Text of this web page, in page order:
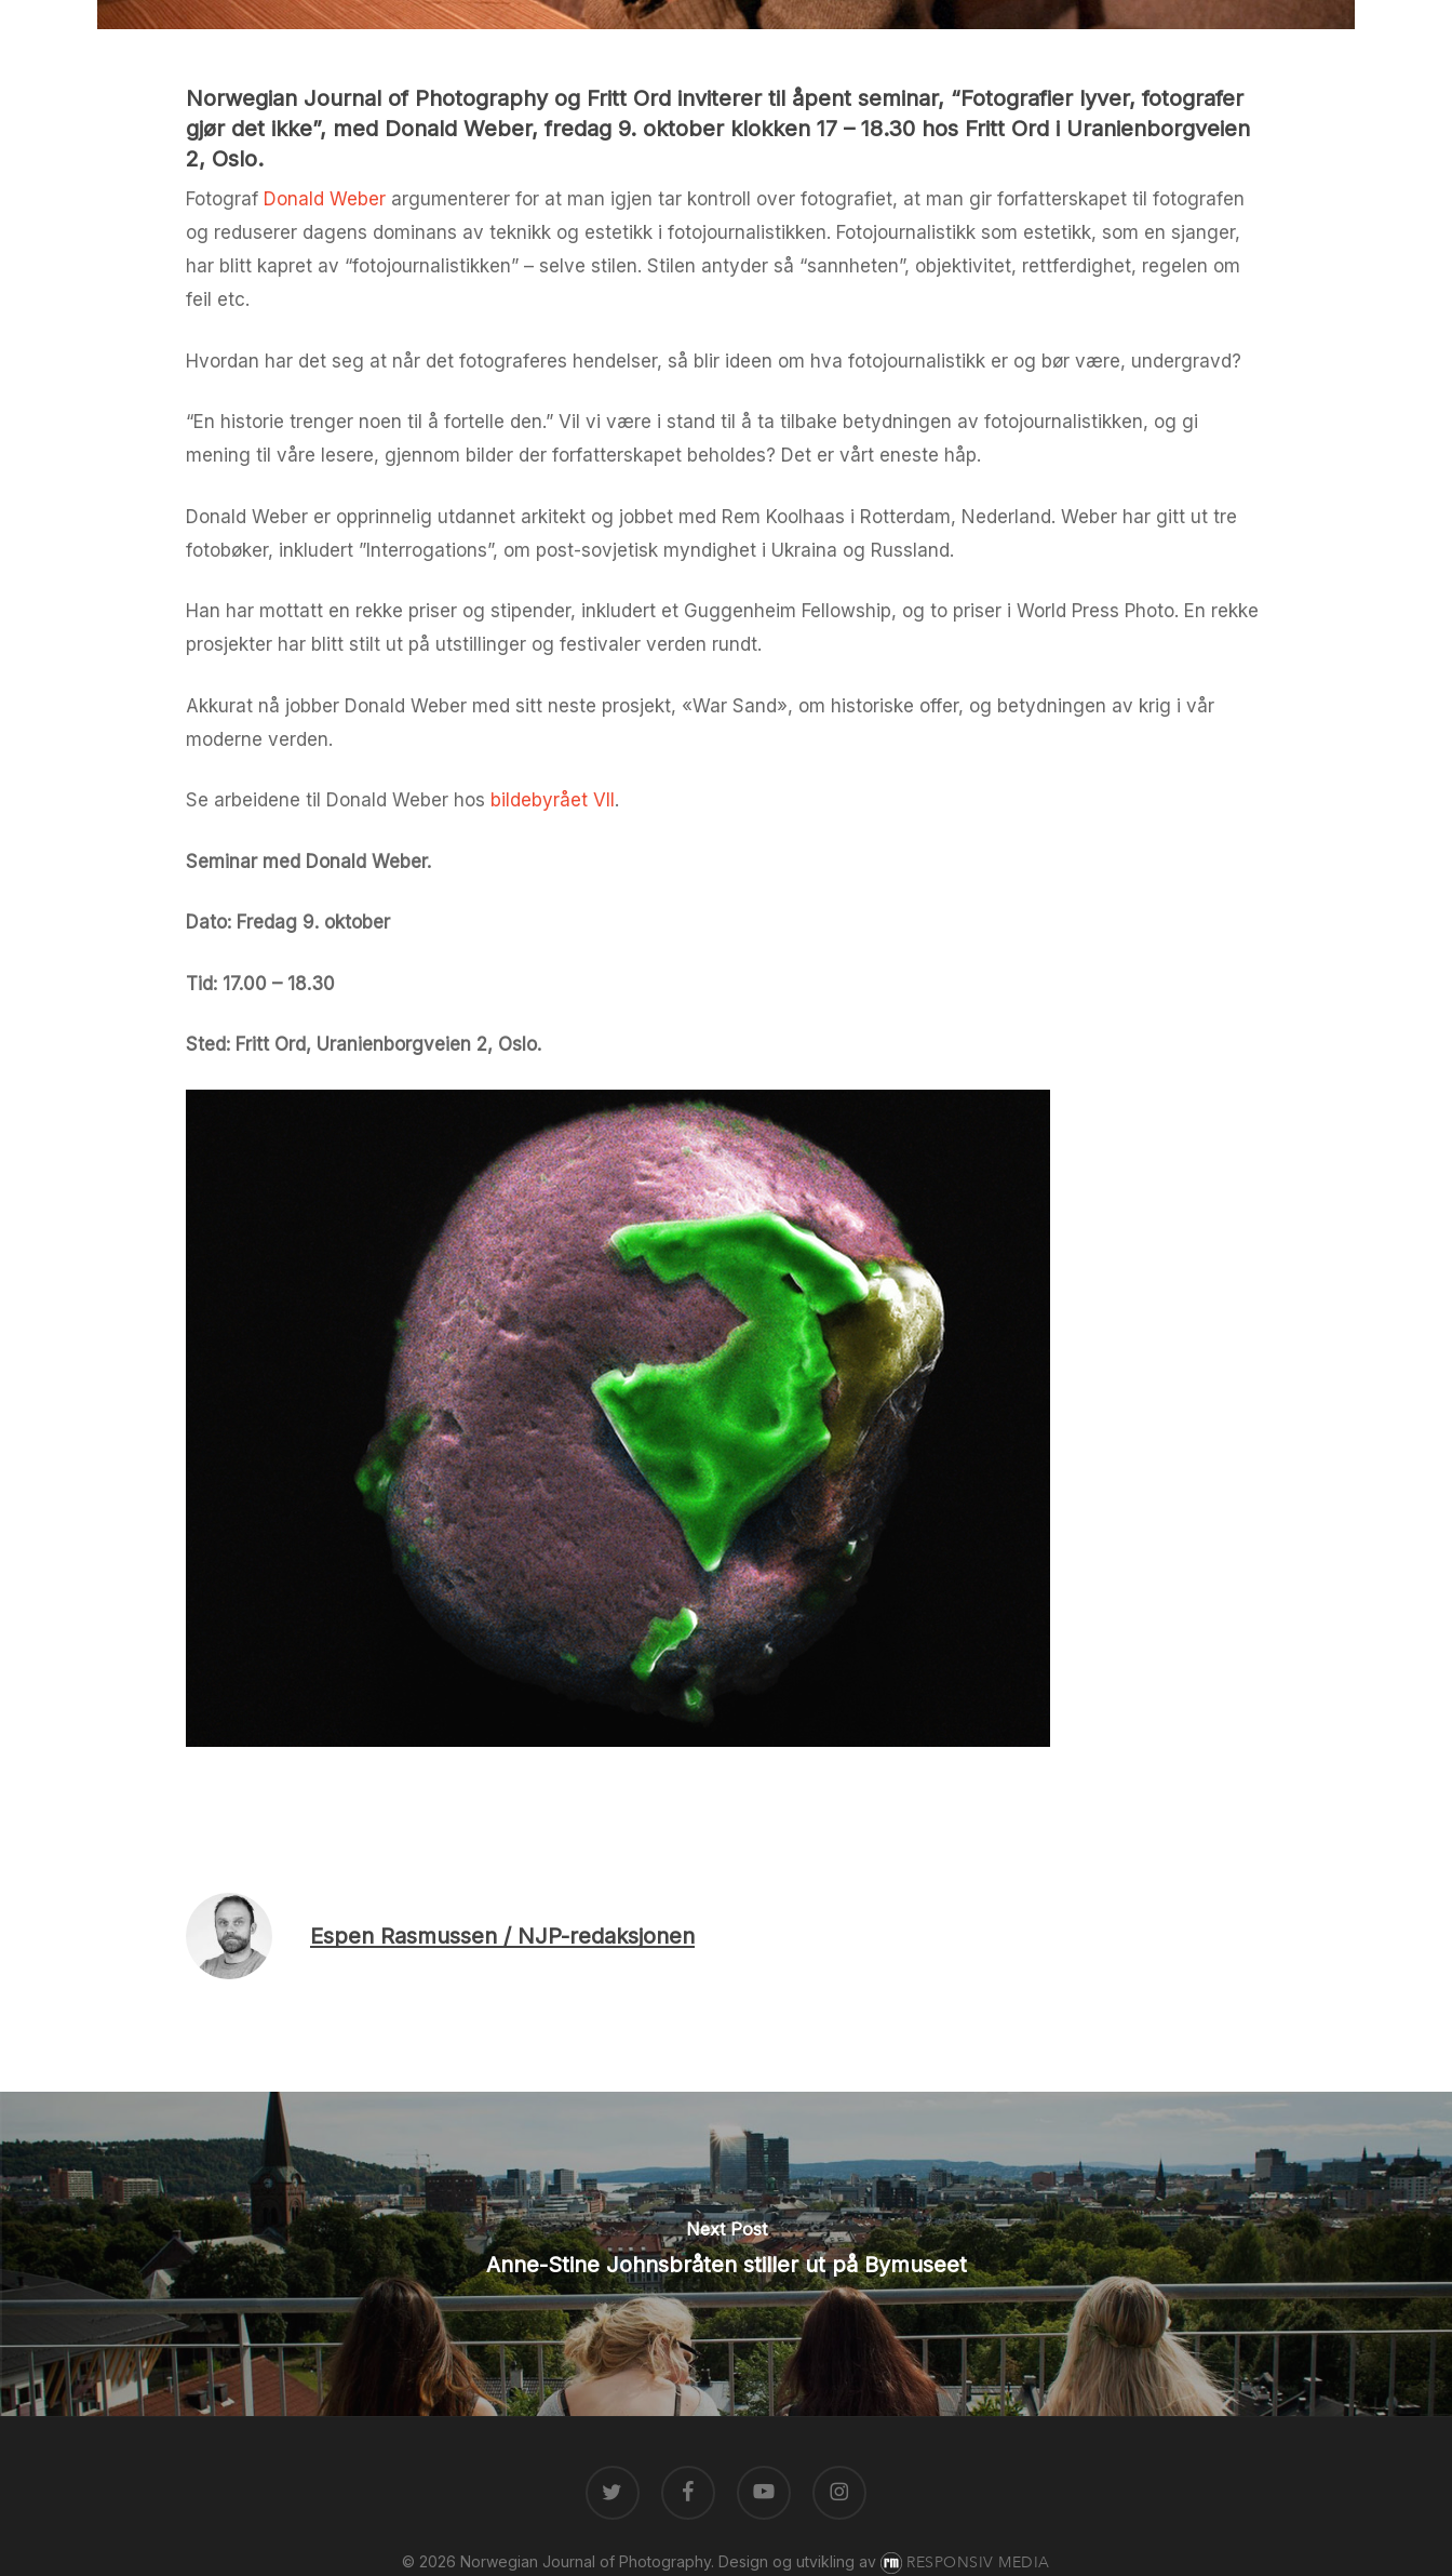
Norwegian Journal of Photography og Fritt Ord inviterer til åpent seminar, “Fotografier lyver, fotografer
gjør det ikke”, med Donald Weber, fredag 9. oktober klokken 17 – 18.30 hos Fritt Ord i Uranienborgveien
2, Oslo.
Fotograf Donald Weber argumenterer for at man igjen tar kontroll over fotografiet, at man gir forfatterskapet til fotografen
og reduserer dagens dominans av teknikk og estetikk i fotojournalistikken. Fotojournalistikk som estetikk, som en sjanger,
har blitt kapret av “fotojournalistikken” – selve stilen. Stilen antyder så “sannheten”, objektivitet, rettferdighet, regelen om
feil etc.
Hvordan har det seg at når det fotograferes hendelser, så blir ideen om hva fotojournalistikk er og bør være, undergravd?
“En historie trenger noen til å fortelle den.” Vil vi være i stand til å ta tilbake betydningen av fotojournalistikken, og gi
mening til våre lesere, gjennom bilder der forfatterskapet beholdes? Det er vårt eneste håp.
Donald Weber er opprinnelig utdannet arkitekt og jobbet med Rem Koolhaas i Rotterdam, Nederland. Weber har gitt ut tre
fotobøker, inkludert ”Interrogations”, om post-sovjetisk myndighet i Ukraina og Russland.
Han har mottatt en rekke priser og stipender, inkludert et Guggenheim Fellowship, og to priser i World Press Photo. En rekke
prosjekter har blitt stilt ut på utstillinger og festivaler verden rundt.
Akkurat nå jobber Donald Weber med sitt neste prosjekt, «War Sand», om historiske offer, og betydningen av krig i vår
moderne verden.
Se arbeidene til Donald Weber hos bildebyrået VII .
Seminar med Donald Weber.
Dato: Fredag 9. oktober
Tid: 17.00 – 18.30
Sted: Fritt Ord, Uranienborgveien 2, Oslo.
Espen Rasmussen / NJP-redaksjonen
Next Post
Anne-Stine Johnsbråten stiller ut på Bymuseet
FACEBOOK
© 2026 Norwegian Journal of Photography. Design og utvikling av RESPONSIV MEDIA